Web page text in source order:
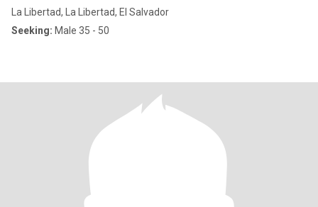
La Libertad, La Libertad, El Salvador
Seeking: Male 35 - 50